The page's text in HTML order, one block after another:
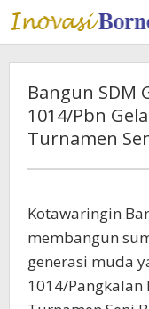
Lewati
ke
konten
Bangun SDM
1014/Pbn
Turnamen
Kotawaringin
membangun
generasi muda
1014/Pangkalan